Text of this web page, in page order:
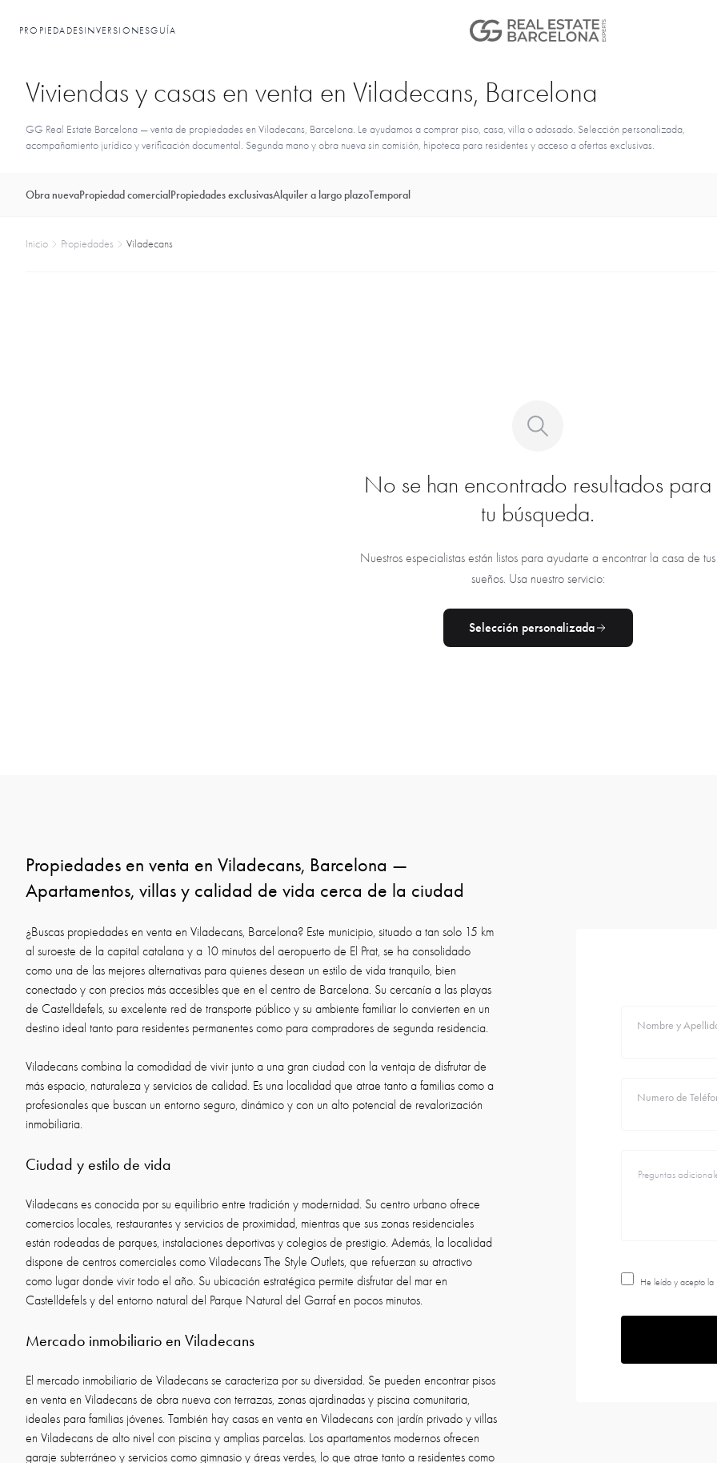
PROPIEDADESINVERSIONESGUÍA
Viviendas y casas en venta en Viladecans, Barcelona
GG Real Estate Barcelona — venta de propiedades en Viladecans, Barcelona. Le ayudamos a comprar piso, casa, villa o adosado. Selección personalizada,
acompañamiento jurídico y verificación documental. Segunda mano y obra nueva sin comisión, hipoteca para residentes y acceso a ofertas exclusivas.
Obra nuevaPropiedad comercial Propiedades exclusivasAlquiler a largo plazoTemporal
Inicio Propiedades Viladecans
No se han encontrado resultados para
tu búsqueda.
Nuestros especialistas están listos para ayudarte a encontrar la casa de tus
sueños. Usa nuestro servicio:
Selección personalizada
Propiedades en venta en Viladecans, Barcelona —
Apartamentos, villas y calidad de vida cerca de la ciudad
¿Buscas propiedades en venta en Viladecans, Barcelona? Este municipio, situado a tan solo 15 km
al suroeste de la capital catalana y a 10 minutos del aeropuerto de El Prat, se ha consolidado
como una de las mejores alternativas para quienes desean un estilo de vida tranquilo, bien
conectado y con precios más accesibles que en el centro de Barcelona. Su cercanía a las playas
de Castelldefels, su excelente red de transporte público y su ambiente familiar lo convierten en un
destino ideal tanto para residentes permanentes como para compradores de segunda residencia.
Viladecans combina la comodidad de vivir junto a una gran ciudad con la ventaja de disfrutar de
más espacio, naturaleza y servicios de calidad. Es una localidad que atrae tanto a familias como a
profesionales que buscan un entorno seguro, dinámico y con un alto potencial de revalorización
inmobiliaria.
Ciudad y estilo de vida
Viladecans es conocida por su equilibrio entre tradición y modernidad. Su centro urbano ofrece
comercios locales, restaurantes y servicios de proximidad, mientras que sus zonas residenciales
están rodeadas de parques, instalaciones deportivas y colegios de prestigio. Además, la localidad
dispone de centros comerciales como Viladecans The Style Outlets, que refuerzan su atractivo
como lugar donde vivir todo el año. Su ubicación estratégica permite disfrutar del mar en
Castelldefels y del entorno natural del Parque Natural del Garraf en pocos minutos.
Mercado inmobiliario en Viladecans
El mercado inmobiliario de Viladecans se caracteriza por su diversidad. Se pueden encontrar pisos
en venta en Viladecans de obra nueva con terrazas, zonas ajardinadas y piscina comunitaria,
ideales para familias jóvenes. También hay casas en venta en Viladecans con jardín privado y villas
en Viladecans de alto nivel con piscina y amplias parcelas. Los apartamentos modernos ofrecen
garaje subterráneo y servicios como gimnasio y áreas verdes, lo que atrae tanto a residentes como
Nombre y
Numero de
He leído y acepto la